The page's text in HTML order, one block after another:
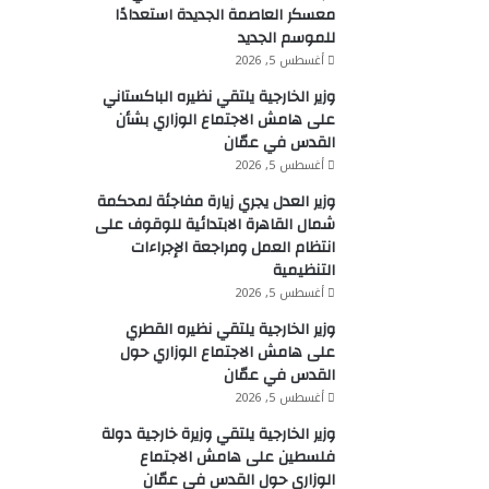
معسكر العاصمة الجديدة استعدادًا
للموسم الجديد
أغسطس 5, 2026
وزير الخارجية يلتقي نظيره الباكستاني
على هامش الاجتماع الوزاري بشأن
القدس في عمّان
أغسطس 5, 2026
وزير العدل يجري زيارة مفاجئة لمحكمة
شمال القاهرة الابتدائية للوقوف على
انتظام العمل ومراجعة الإجراءات
التنظيمية
أغسطس 5, 2026
وزير الخارجية يلتقي نظيره القطري
على هامش الاجتماع الوزاري حول
القدس في عمّان
أغسطس 5, 2026
وزير الخارجية يلتقي وزيرة خارجية دولة
فلسطين على هامش الاجتماع
الوزاري حول القدس في عمّان